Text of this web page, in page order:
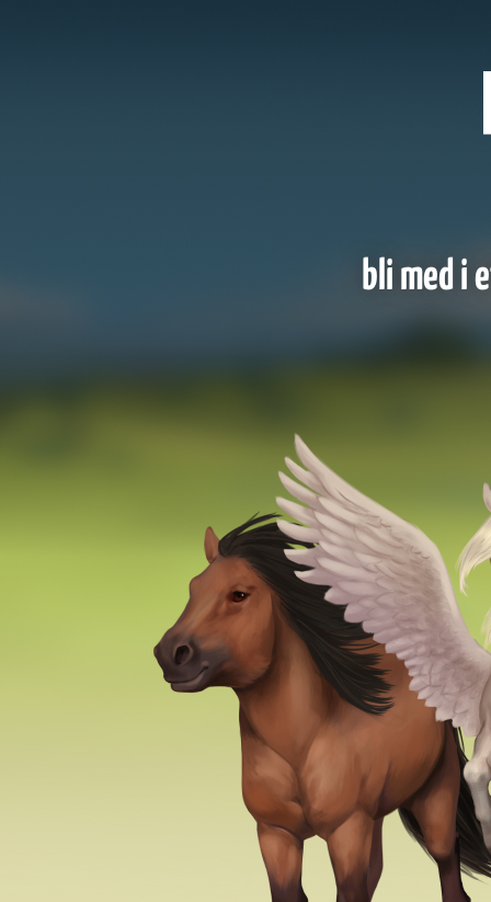
bli med i